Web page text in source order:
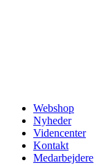
Webshop
Nyheder
Videncenter
Kontakt
Medarbejdere